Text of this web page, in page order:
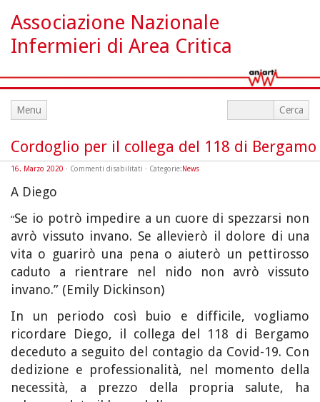
Associazione Nazionale
Infermieri di Area Critica
Menu
Cordoglio per il collega del 118 di Bergamo
16. Marzo 2020 · Commenti disabilitati su
Cordoglio
118
di
Bergamo
· Categorie: News
A Diego
“Se io potrò impedire a un cuore di spezzarsi non
avrò vissuto invano. Se allevierò il dolore di una
vita o guarirò una pena o aiuterò un pettirosso
caduto a rientrare nel nido non avrò vissuto
invano.” (Emily Dickinson)
In un periodo così buio e difficile, vogliamo
ricordare Diego, il collega del 118 di Bergamo
deceduto a seguito del contagio da Covid-19. Con
dedizione e professionalità, nel momento della
necessità, a prezzo della propria salute, ha